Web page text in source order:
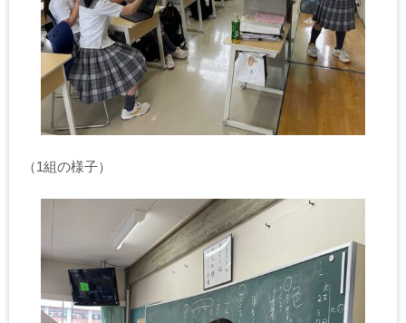
（1組の様子）